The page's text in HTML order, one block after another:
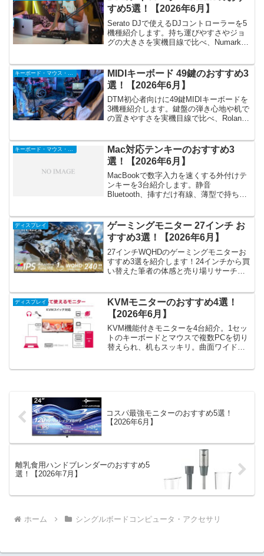
すめ5選！【2026年6月】
Serato DJで使えるDJコントローラーを5
機種紹介します。持ち運びやすさやジョ
グの大きさを実機目線で比べ、Numark
MIDIキーボード 49鍵のおすすめ3
選！【2026年6月】
DTM初心者向けに49鍵MIDIキーボードを
3機種紹介します。鍵盤の弾き心地や机で
の置きやすさを実機目線で比べ、Roland
キーボード・マウス・入力機器
Mac対応テンキーのおすすめ3
選！【2026年6月】
MacBookで数字入力を速くする外付けテ
ンキーを3台紹介します。静音
Bluetooth、挿すだけ有線、薄型で持ち運
ディスプレイ
ゲーミングモニター 27インチ お
すすめ3選！【2026年6月】
27インチWQHDのゲーミングモニターお
すすめ3選を紹介します！24インチから買
い替えた筆者の体感と売り場リサーチ
ディスプレイ
KVMモニターのおすすめ4選！
【2026年6月】
KVM機能付きモニターを4台紹介。1セッ
トのキーボードとマウスで複数PCを切り
替えられ、机もスッキリ。曲面ワイドか
コスパ最強モニターのおすすめ5選！
【2026年6月】
離乳食用ハンドブレンダーのおすすめ5
選！【2026年7月】
ホーム シングルボードコンピュータ・アクセサリ